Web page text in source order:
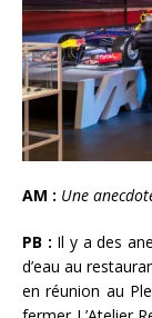
AM : Une
PB : Il y a des
d’eau au
en réunion au